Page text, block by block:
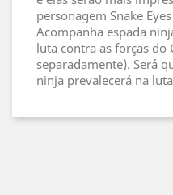
personagem Snake
Acompanha espada
luta contra as forças
separadamente). Será
ninja prevalecerá na